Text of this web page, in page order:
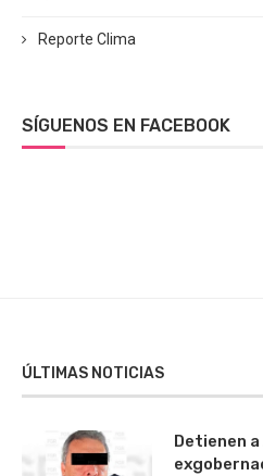
Reporte Clima
SÍGUENOS EN FACEBOOK
ÚLTIMAS NOTICIAS
Detienen